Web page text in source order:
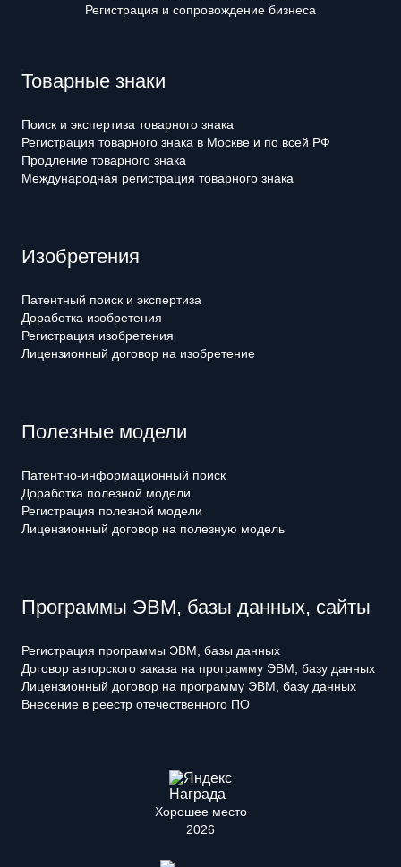
Регистрация и сопровождение бизнеса
Товарные знаки
Поиск и экспертиза товарного знака
Регистрация товарного знака в Москве и по всей РФ
Продление товарного знака
Международная регистрация товарного знака
Изобретения
Патентный поиск и экспертиза
Доработка изобретения
Регистрация изобретения
Лицензионный договор на изобретение
Полезные модели
Патентно-информационный поиск
Доработка полезной модели
Регистрация полезной модели
Лицензионный договор на полезную модель
Программы ЭВМ, базы данных, сайты
Регистрация программы ЭВМ, базы данных
Договор авторского заказа на программу ЭВМ, базу данных
Лицензионный договор на программу ЭВМ, базу данных
Внесение в реестр отечественного ПО
Хорошее место
2026